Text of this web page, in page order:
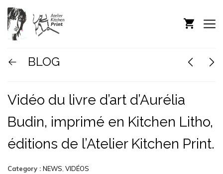
BLOG
Vidéo du livre d’art d’Aurélia
Budin, imprimé en Kitchen Litho,
éditions de l’Atelier Kitchen Print.
Category : NEWS, VIDÉOS